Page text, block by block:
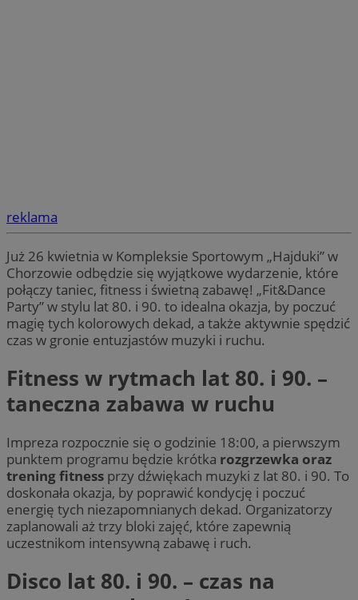
reklama
Już 26 kwietnia w Kompleksie Sportowym „Hajduki” w
Chorzowie odbędzie się wyjątkowe wydarzenie, które
połączy taniec, fitness i świetną zabawę! „Fit&Dance
Party” w stylu lat 80. i 90. to idealna okazja, by poczuć
magię tych kolorowych dekad, a także aktywnie spędzić
czas w gronie entuzjastów muzyki i ruchu.
Fitness w rytmach lat 80. i 90. –
taneczna zabawa w ruchu
Impreza rozpocznie się o godzinie 18:00, a pierwszym
punktem programu będzie krótka rozgrzewka oraz
trening fitness przy dźwiękach muzyki z lat 80. i 90. To
doskonała okazja, by poprawić kondycję i poczuć
energię tych niezapomnianych dekad. Organizatorzy
zaplanowali aż trzy bloki zajęć, które zapewnią
uczestnikom intensywną zabawę i ruch.
Disco lat 80. i 90. – czas na